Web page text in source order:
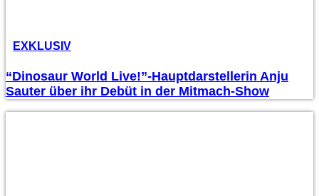
EXKLUSIV
“Dinosaur World Live!”-Hauptdarstellerin Anju
Sauter über ihr Debüt in der Mitmach-Show